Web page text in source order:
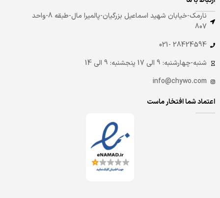
نارمک-خیابان شهید اسماعیل بزرگیان-پالمیرا مال-طبقه 8-واحد
807
28424594 -021
شنبه-چهارشنبه: 9 الی 17 پنجشنبه: 9 الی 14
info@chywo.com
اعتماد شما افتخار ماست